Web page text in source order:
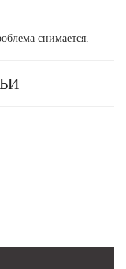
снимается.